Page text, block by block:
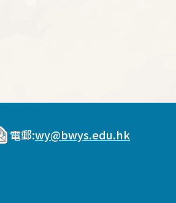
電郵:wy@bwys.edu.hk